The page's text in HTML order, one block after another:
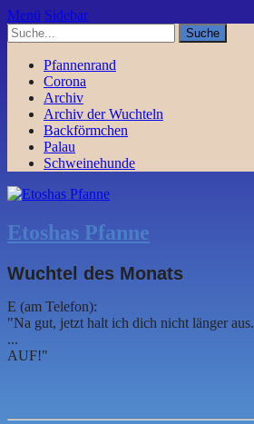
Menü Sidebar
Pfannenrand
Corona
Archiv
Archiv der Wuchteln
Backförmchen
Palau
Schweinehunde
Etoshas Pfanne
Wuchtel des Monats
E (am Telefon):
"Na gut, jetzt halt ich dich nicht länger aus.
...
AUF!"